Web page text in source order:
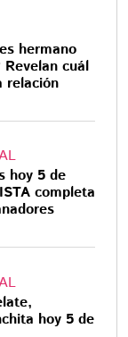
hermano
cuál
relación
hoy 5 de
completa
hoy 5 de